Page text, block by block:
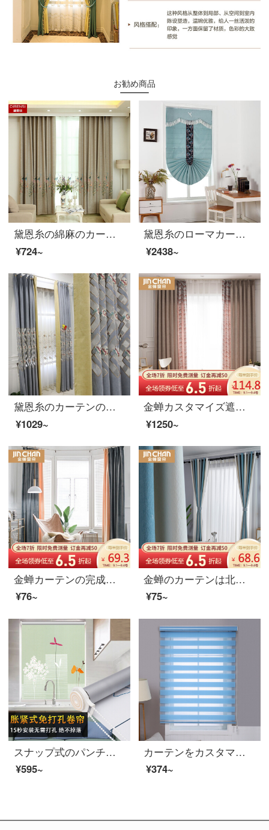
お勧め商品
黛恩糸の綿麻のカーテンの完成品のクジャクの刺繍の新しい中国式の客間のカーテンの寝室の遮光布のオーダーメイド布の一メートルごとに（加工が無料です）は何メートルを要して何件撮りますか？
¥724~
黛恩糸のローマカーテンの完成品は扇形の昇降カーテンをカスタマイズしました。リビングルームの現代中国式の簡単なカーテンを引く現代風の各平方（1.5平方から計算します。1.5平ければ1.5平価で計算します。）
¥2438~
黛恩糸のカーテンの完成品は簡単です。現代アメリカ式の新しい中国式のカーテンが透かしてあります。刺繍のリビングルームの書斎の窓の遮光布の幅が一メートルあります。（加工は無料です。）何メートルで何枚か撮りますか？
¥1029~
金蝉カスタマイズ遮光カーテン寝室北欧風の色織はカシミヤの落下窓の翻る窓岩墨岩墨-布のカーテンの1メートルの材料価格(無料フック加工)をつないで何メートルの撮影を必要としますか？
¥1250~
金蝉カーテンの完成品北欧簡約現代寝室のリビングルームの純色のオランダの絨の継ぎ目の遮光カーテンの布はカーテンをつなぎ合わせて縫い合わせます。0.1メートルは写真を撮ります。
¥76~
金蝉のカーテンは北欧を遮光しています。ベッドルームのカーテンを簡単に注文して、フックします。
¥75~
スナップ式のパンチングフリープリントのカーテン全遮光キッチントイレの防水油昇降。家庭のカーテンは張り式の秋語全遮光です。
¥595~
カーテンをカスタマイズして昇降します。フル遮光紗カーテンオフィスの寝室のベランダ、トイレの台所の窓。防水防油式のフリーホールにブラインドを設置します。
¥374~